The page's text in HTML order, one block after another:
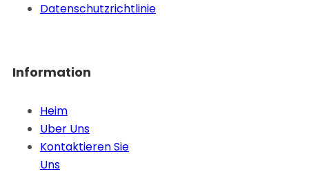
Datenschutzrichtlinie
Information
Heim
Uber Uns
Kontaktieren Sie
Uns